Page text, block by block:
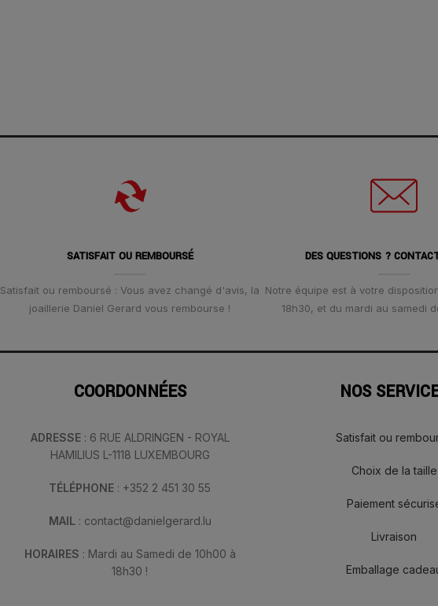
SATISFAIT OU REMBOURSÉ
Satisfait ou remboursé : Vous avez changé d'avis, la
joaillerie Daniel Gerard vous rembourse !
DES QUESTIONS ?
Notre équipe est à votre
18h30, et du mardi au samedi
COORDONNÉES
ADRESSE: 6 RUE ALDRINGEN - ROYAL
HAMILIUS L-1118 LUXEMBOURG
TÉLÉPHONE : +352 2 451 30 55
MAIL : contact@danielgerard.lu
HORAIRES : Mardi au Samedi de 10h00 à
18h30 !
NOS
Satisfait ou
Choix de la taille
Paiement
Livraison
Emballage